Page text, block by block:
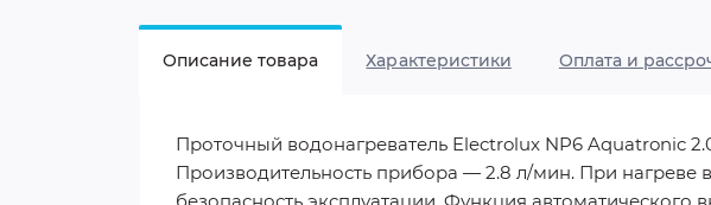
Описание товара Характеристики Оплата и
Проточный водонагреватель Electrolux NP6 Aquatronic
Производительность прибора — 2.8 л/мин. При нагреве
безопасность эксплуатации. Функция